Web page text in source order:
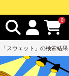
0
「スウェット」の検索結果